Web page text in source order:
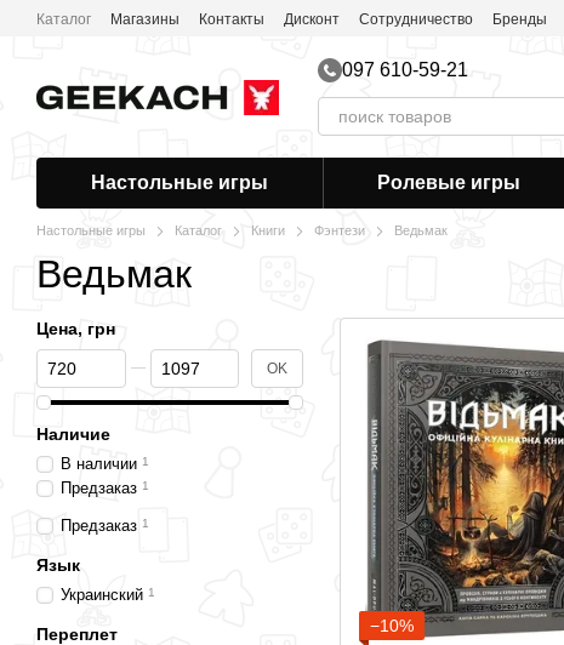
Перейти к основному контенту
Каталог Магазины Контакты Дисконт Сотрудничество Бренды
097 610-59-21
Настольные игры Ролевые игры
Настольные игры Каталог Книги Фэнтези Ведьмак
Ведьмак
−10%
Цена, грн
От Цена, грн
До Цена, грн OK
Наличие
В наличии 1
Предзаказ 1
Предзаказ 1
Язык
Украинский 1
Переплет